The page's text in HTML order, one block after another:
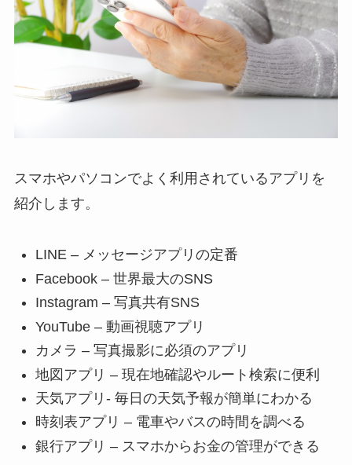
スマホやパソコンでよく利用されているアプリを
紹介します。
LINE – メッセージアプリの定番
Facebook – 世界最大のSNS
Instagram – 写真共有SNS
YouTube – 動画視聴アプリ
カメラ – 写真撮影に必須のアプリ
地図アプリ – 現在地確認やルート検索に便利
天気アプリ- 毎日の天気予報が簡単にわかる
時刻表アプリ – 電車やバスの時間を調べる
銀行アプリ – スマホからお金の管理ができる